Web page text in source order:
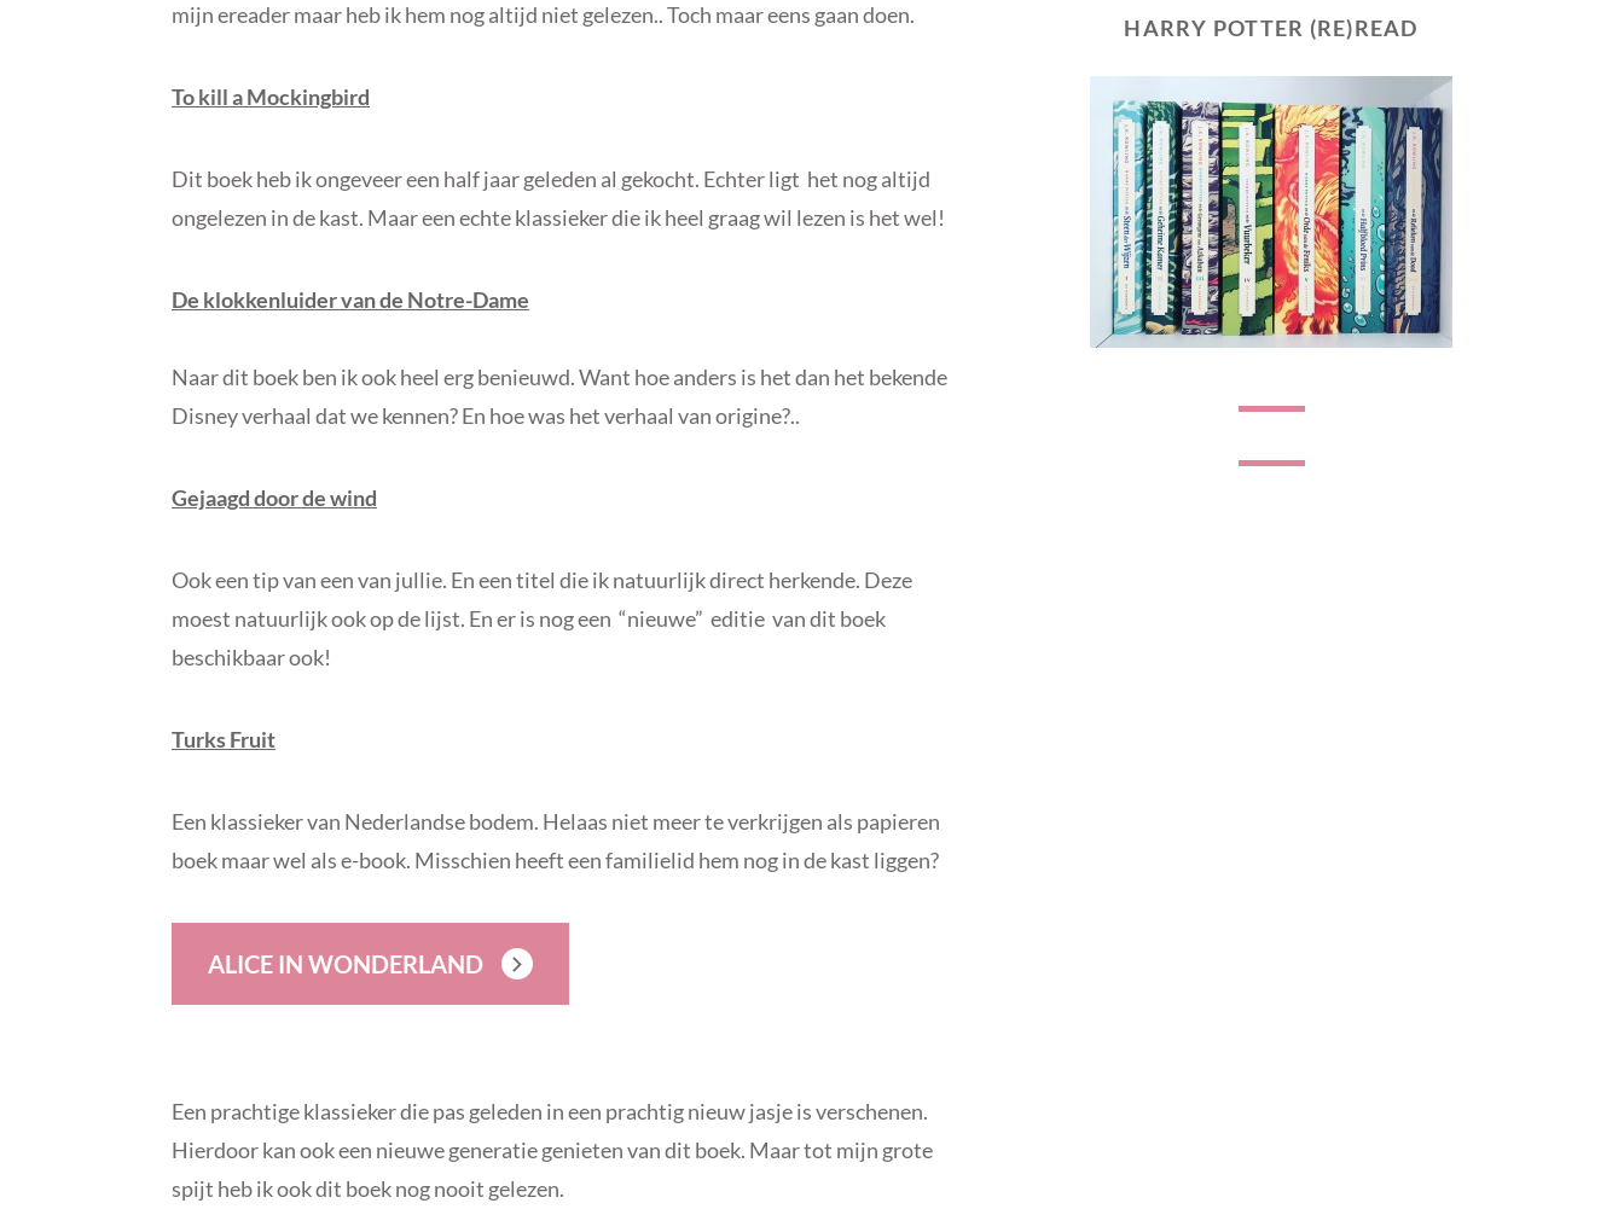
mijn ereader maar heb ik hem nog altijd niet gelezen.. Toch maar eens gaan doen.
To kill a Mockingbird
Dit boek heb ik ongeveer een half jaar geleden al gekocht. Echter ligt het nog altijd
ongelezen in de kast. Maar een echte klassieker die ik heel graag wil lezen is het wel!
De klokkenluider van de Notre-Dame
Naar dit boek ben ik ook heel erg benieuwd. Want hoe anders is het dan het bekende
Disney verhaal dat we kennen? En hoe was het verhaal van origine?..
Gejaagd door de wind
Ook een tip van een van jullie. En een titel die ik natuurlijk direct herkende. Deze
moest natuurlijk ook op de lijst. En er is nog een “nieuwe” editie van dit boek
beschikbaar ook!
Turks Fruit
Een klassieker van Nederlandse bodem. Helaas niet meer te verkrijgen als papieren
boek maar wel als e-book. Misschien heeft een familielid hem nog in de kast liggen?
ALICE IN WONDERLAND
Een prachtige klassieker die pas geleden in een prachtig nieuw jasje is verschenen.
Hierdoor kan ook een nieuwe generatie genieten van dit boek. Maar tot mijn grote
spijt heb ik ook dit boek nog nooit gelezen.
HARRY POTTER (RE)READ